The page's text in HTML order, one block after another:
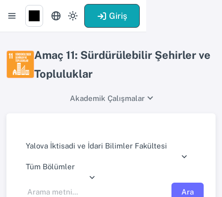
Giriş
Amaç 11: Sürdürülebilir Şehirler ve
Topluluklar
Akademik Çalışmalar
Yalova İktisadi ve İdari Bilimler Fakültesi
Tüm Bölümler
Ara